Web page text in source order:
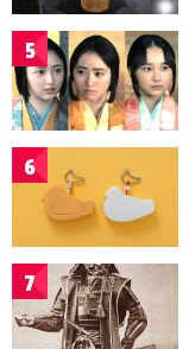
5
6
7